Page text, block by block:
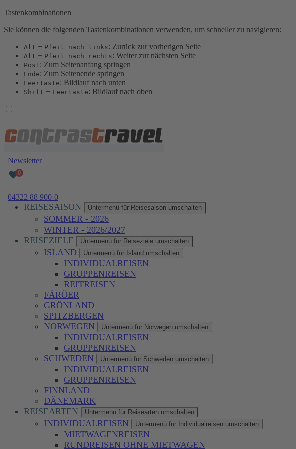
Tastenkombinationen
Sie können die folgenden Tastenkombinationen verwenden, um schneller zu navigieren:
Alt + Pfeil nach links: Zurück zur vorherigen Seite
Alt + Pfeil nach rechts: Weiter zur nächsten Seite
Pos1: Zum Seitenanfang springen
Ende: Zum Seitenende springen
Leertaste: Bildlauf nach unten
Shift + Leertaste: Bildlauf nach oben
Newsletter
04322 88 900-0
REISESAISON Untermenü für Reisesaison umschalten
SOMMER - 2026
WINTER - 2026/2027
REISEZIELE
Untermenü für Reiseziele umschalten
ISLAND Untermenü für Island umschalten
INDIVIDUALREISEN
GRUPPENREISEN
REITREISEN
FÄRÖER
GRÖNLAND
SPITZBERGEN
NORWEGEN
Untermenü für Norwegen umschalten
INDIVIDUALREISEN
GRUPPENREISEN
SCHWEDEN
Untermenü für Schweden umschalten
INDIVIDUALREISEN
GRUPPENREISEN
FINNLAND
DÄNEMARK
REISEARTEN
Untermenü für Reisearten umschalten
INDIVIDUALREISEN Untermenü für Individualreisen umschalten
MIETWAGENREISEN
RUNDREISEN OHNE MIETWAGEN